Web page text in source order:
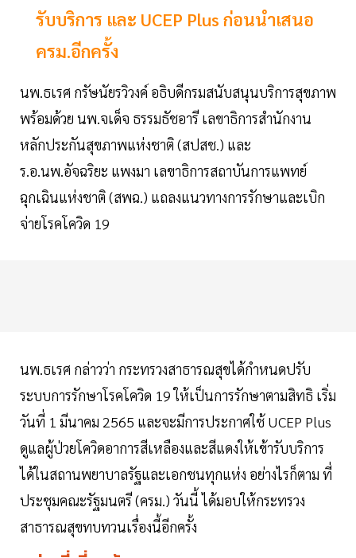
รับบริการ และ UCEP Plus ก่อนนำเสนอ
ครม.อีกครั้ง
นพ.ธเรศ กรัษนัยรวิวงค์ อธิบดีกรมสนับสนุนบริการสุขภาพ
พร้อมด้วย นพ.จเด็จ ธรรมธัชอารี เลขาธิการสำนักงาน
หลักประกันสุขภาพแห่งชาติ (สปสช.) และ
ร.อ.นพ.อัจฉริยะ แพงมา เลขาธิการสถาบันการแพทย์
ฉุกเฉินแห่งชาติ (สพฉ.) แถลงแนวทางการรักษาและเบิก
จ่ายโรคโควิด 19
นพ.ธเรศ กล่าวว่า กระทรวงสาธารณสุขได้กำหนดปรับ
ระบบการรักษาโรคโควิด 19 ให้เป็นการรักษาตามสิทธิ เริ่ม
วันที่ 1 มีนาคม 2565 และจะมีการประกาศใช้ UCEP Plus
ดูแลผู้ป่วยโควิดอาการสีเหลืองและสีแดงให้เข้ารับบริการ
ได้ในสถานพยาบาลรัฐและเอกชนทุกแห่ง อย่างไรก็ตาม ที่
ประชุมคณะรัฐมนตรี (ครม.) วันนี้ ได้มอบให้กระทรวง
สาธารณสุขทบทวนเรื่องนี้อีกครั้ง